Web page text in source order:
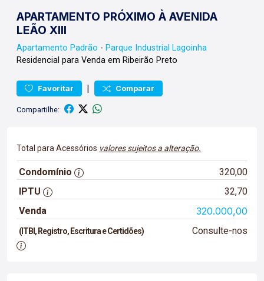
APARTAMENTO PRÓXIMO À AVENIDA
LEÃO XIII
Apartamento Padrão - Parque Industrial Lagoinha
Residencial para Venda em Ribeirão Preto
Favoritar | Comparar
Compartilhe:
Total para Acessórios valores sujeitos a alteração.
Condomínio
320,00
IPTU
32,70
Venda
320.000,00
(ITBI, Registro, Escritura e Certidões) Consulte-nos